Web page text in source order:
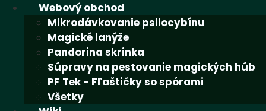
Webový obchod
Mikrodávkovanie psilocybínu
Magické lanýže
Pandorina skrinka
Súpravy na pestovanie magických húb
PF Tek - Fľaštičky so spórami
Všetky